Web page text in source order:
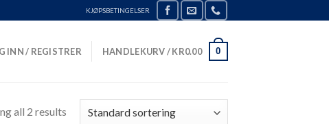
KJØPSBETINGELSER
INN / REGISTRER HANDLEKURV /KR0.00 0
all 2 results